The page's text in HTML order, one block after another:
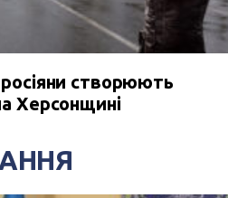
створюють
Херсонщині